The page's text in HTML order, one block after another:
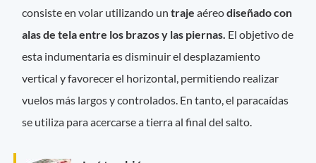
consiste en volar utilizando untrajeaéreodiseñado con
alas de tela entre los brazos y las piernas. El objetivo de
esta indumentaria es disminuir el desplazamiento
vertical y favorecer el horizontal, permitiendo realizar
vuelos más largos y controlados. En tanto, el paracaídas
se utiliza para acercarse a tierra al final del salto.